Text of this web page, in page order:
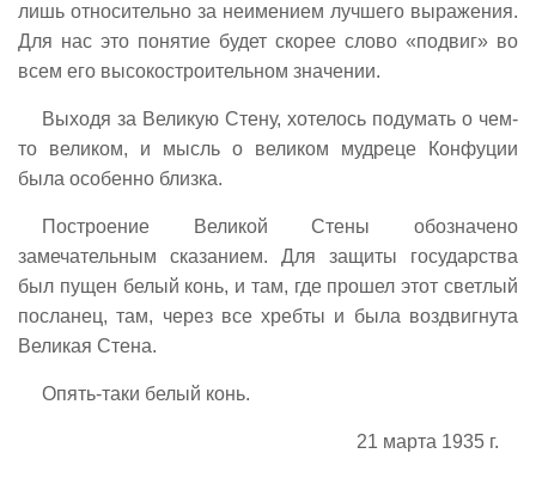
лишь относительно за неимением лучшего выражения.
Для нас это понятие будет скорее слово «подвиг» во
всем его высокостроительном значении.
Выходя за Великую Стену, хотелось подумать о чем-
то великом, и мысль о великом мудреце Конфуции
была особенно близка.
Построение Великой Стены обозначено
замечательным сказанием. Для защиты государства
был пущен белый конь, и там, где прошел этот светлый
посланец, там, через все хребты и была воздвигнута
Великая Стена.
Опять-таки белый конь.
21 марта 1935 г.